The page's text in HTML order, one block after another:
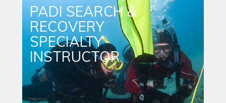
PADI SEARCH &
RECOVERY
SPECIALTY
INSTRUCTOR